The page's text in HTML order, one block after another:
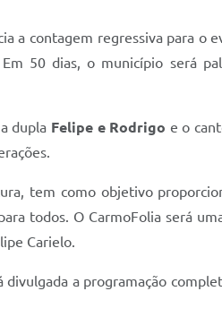
a contagem regressiva para o
50 dias, o município será
dupla Felipe e Rodrigo e o
tem como objetivo
todos. O CarmoFolia será
Carielo.
a programação